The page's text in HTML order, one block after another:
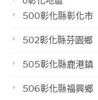
500彰化縣彰化市
502彰化縣芬園鄉
505彰化縣鹿港鎮
506彰化縣福興鄉